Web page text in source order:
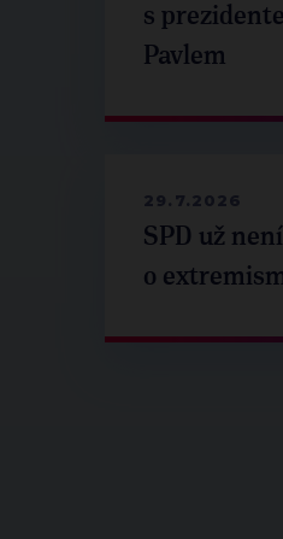
s
Pavlem
29.7.2026
SPD už
o